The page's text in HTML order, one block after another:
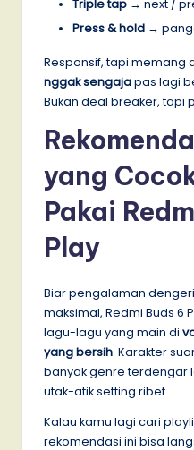
Triple tap → next /
Press & hold →
Responsif, tapi memang
nggak sengajapas lagi
Bukan deal breaker, tapi
yang
Pakai
Play
Biar pengalaman
maksimal, Redmi Buds 6
lagu-lagu yang main di
yang bersih. Karakter
banyak genre terdengar
utak-atik setting ribet.
Kalau kamu lagi cari
rekomendasi ini bisa